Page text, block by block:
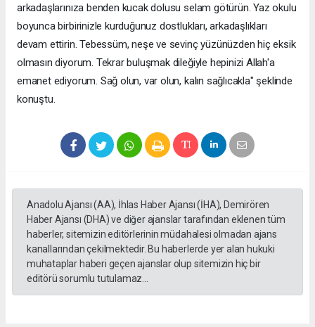
arkadaşlarınıza benden kucak dolusu selam götürün. Yaz okulu
boyunca birbirinizle kurduğunuz dostlukları, arkadaşlıkları
devam ettirin. Tebessüm, neşe ve sevinç yüzünüzden hiç eksik
olmasın diyorum. Tekrar buluşmak dileğiyle hepinizi Allah'a
emanet ediyorum. Sağ olun, var olun, kalın sağlıcakla" şeklinde
konuştu.
Anadolu Ajansı (AA), İhlas Haber Ajansı (İHA), Demirören
Haber Ajansı (DHA) ve diğer ajanslar tarafından eklenen tüm
haberler, sitemizin editörlerinin müdahalesi olmadan ajans
kanallarından çekilmektedir. Bu haberlerde yer alan hukuki
muhataplar haberi geçen ajanslar olup sitemizin hiç bir
editörü sorumlu tutulamaz...